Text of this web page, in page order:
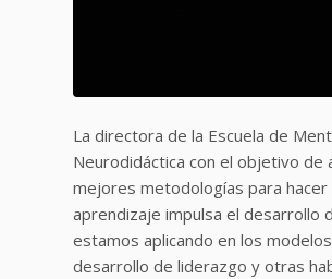
La directora de la Escuela de
Neurodidáctica con el objetivo de
mejores metodologías para
aprendizaje impulsa el desarrollo
estamos aplicando en los
desarrollo de liderazgo y otras